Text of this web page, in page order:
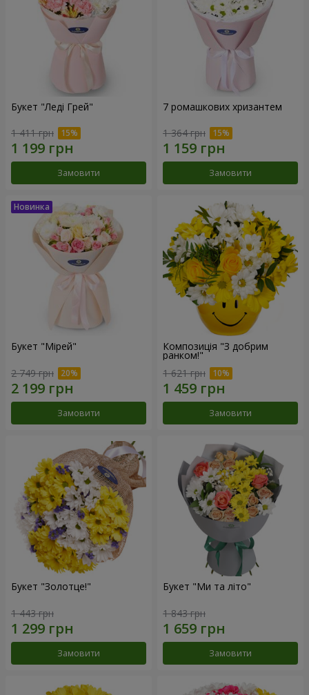
Букет "Леді Грей"
1 411 грн
Замовити
7 ромашкових хризантем
1 364 грн
Замовити
Букет "Мірей"
2 749 грн
Замовити
Композиція "З добрим
ранком!"
1 621 грн
Замовити
Букет "Золотце!"
1 443 грн
Замовити
Букет "Ми та літо"
1 843 грн
Замовити